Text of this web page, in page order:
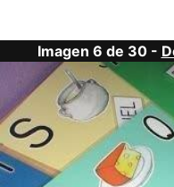
Imagen 6 de 30 -